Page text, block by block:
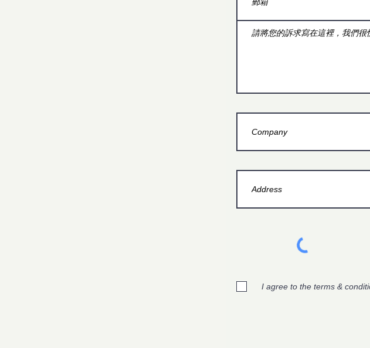
I agree to the terms &